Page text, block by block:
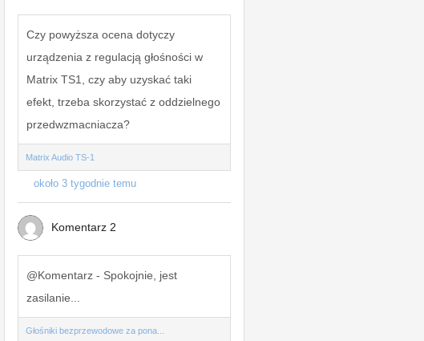
Czy powyższa ocena dotyczy
urządzenia z regulacją głośności w
Matrix TS1, czy aby uzyskać taki
efekt, trzeba skorzystać z oddzielnego
przedwzmacniacza?
Matrix Audio TS-1
około 3 tygodnie temu
Komentarz 2
@Komentarz - Spokojnie, jest
zasilanie...
Głośniki bezprzewodowe za pona...